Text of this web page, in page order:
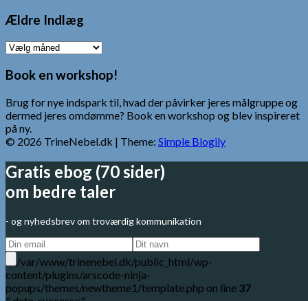
Ældre Indlæg
Ældre
Book en workshop!
Brug for nye indspark til, hvad der påvirker jeres målgruppe og
dermed jeres omdømme? Book en workshop og blev inspireret
på ny.
© 2026 TrineNebel.dk | Theme: Simple Blogily
Gratis ebog (70 sider)
om bedre taler
- og nyhedsbrev om troværdig kommunikation
/var/www/trinenebel.dk/public_html/wp-
content/plugins/arscode-ninja-
popups/themes/newtheme1/template.php on line 37